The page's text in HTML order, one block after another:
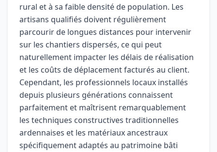
rural et à sa faible densité de population. Les
artisans qualifiés doivent régulièrement
parcourir de longues distances pour intervenir
sur les chantiers dispersés, ce qui peut
naturellement impacter les délais de réalisation
et les coûts de déplacement facturés au client.
Cependant, les professionnels locaux installés
depuis plusieurs générations connaissent
parfaitement et maîtrisent remarquablement
les techniques constructives traditionnelles
ardennaises et les matériaux ancestraux
spécifiquement adaptés au patrimoine bâti